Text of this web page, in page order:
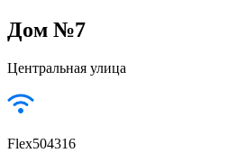
Дом №7
Центральная улица
Flex504316